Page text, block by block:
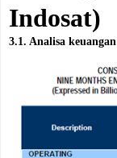
Indosat)
3.1. Analisa